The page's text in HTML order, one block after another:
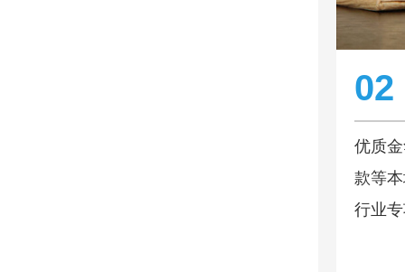
02
优质
款等
行业